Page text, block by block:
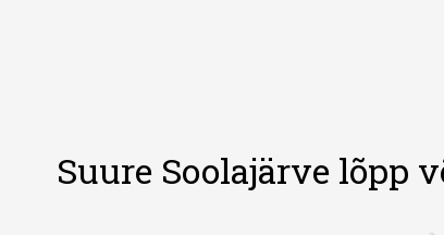
Suure Soolajärve lõpp